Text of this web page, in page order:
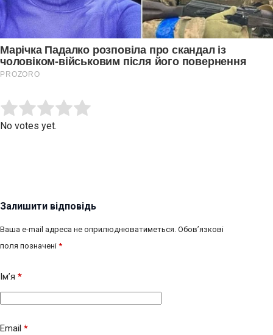
Rate this item:
No votes yet.
Залишити відповідь
Ваша e-mail адреса не оприлюднюватиметься. Обов’язкові
поля позначені *
Ім’я *
Email *